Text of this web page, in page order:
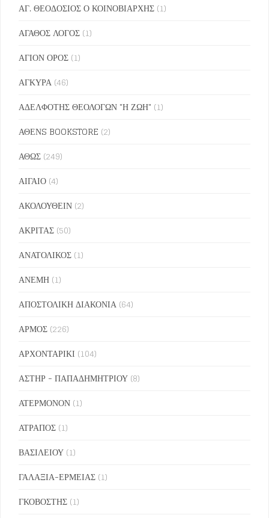
ΑΓ. ΘΕΟΔΟΣΙΟΣ Ο ΚΟΙΝΟΒΙΑΡΧΗΣ (1)
ΑΓΑΘΟΣ ΛΟΓΟΣ (1)
ΑΓΙΟΝ ΟΡΟΣ (1)
ΑΓΚΥΡΑ (46)
ΑΔΕΛΦΟΤΗΣ ΘΕΟΛΟΓΩΝ "Η ΖΩΗ" (1)
ΑΘΕΝS BOOKSTORE (2)
ΑΘΩΣ (249)
ΑΙΓΑΙΟ (4)
ΑΚΟΛΟΥΘΕΙΝ (2)
ΑΚΡΙΤΑΣ (50)
ΑΝΑΤΟΛΙΚΟΣ (1)
ΑΝΕΜΗ (1)
ΑΠΟΣΤΟΛΙΚΗ ΔΙΑΚΟΝΙΑ (64)
ΑΡΜΟΣ (226)
ΑΡΧΟΝΤΑΡΙΚΙ (104)
ΑΣΤΗΡ - ΠΑΠΑΔΗΜΗΤΡΙΟΥ (8)
ΑΤΕΡΜΟΝΟΝ (1)
ΑΤΡΑΠΟΣ (1)
ΒΑΣΙΛΕΙΟΥ (1)
ΓΑΛΑΞΙΑ-ΕΡΜΕΙΑΣ (1)
ΓΚΟΒΟΣΤΗΣ (1)